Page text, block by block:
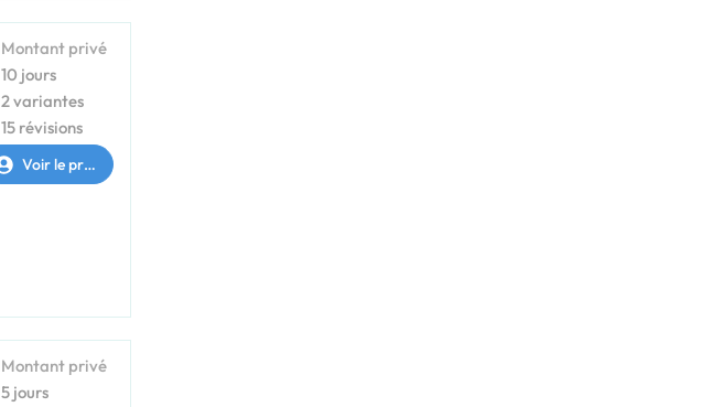
Montant privé
10 jours
2 variantes
15 révisions
Voir le profil
Montant privé
5 jours